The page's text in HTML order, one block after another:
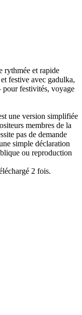
rythmée et rapide
festive avec gadulka,
pour festivités, voyage
une version simplifiée
membres de la
pas de demande
simple déclaration
ou reproduction
2 fois.